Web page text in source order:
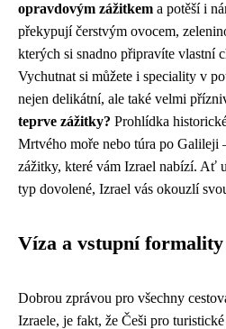
opravdovým zážitkem a potěší i
překypují čerstvým ovocem,
kterých si snadno připravíte vlastní
Vychutnat si můžete i speciality v
nejen delikátní, ale také velmi
teprve zážitky? Prohlídka
Mrtvého moře nebo túra po Galileji
zážitky, které vám Izrael nabízí. Ať
typ dovolené, Izrael vás okouzlí
Víza a vstupní
Dobrou zprávou pro všechny
Izraele, je fakt, že Češi pro